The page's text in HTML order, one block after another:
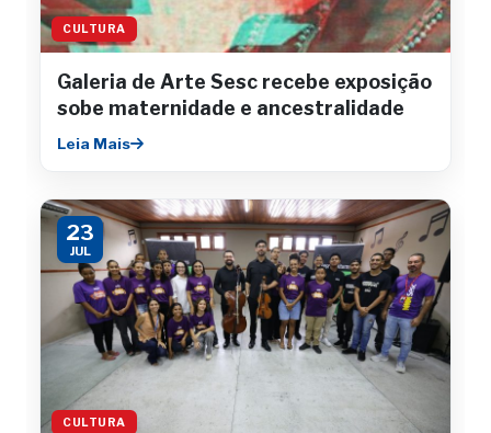
CULTURA
Galeria de Arte Sesc recebe exposição
sobe maternidade e ancestralidade
Leia Mais
23
JUL
CULTURA